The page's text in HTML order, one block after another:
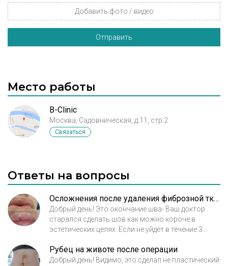
Добавить фото / видео
Отправить
Место работы
B-Clinic
Москва, Садовническая, д.11, стр.2
Связаться
Ответы на вопросы
Осложнения после удаления фиброзной ткани
Добрый день! Это окончание шва- Ваш доктор
старался сделать шов как можно короче в
эстетических целях. Если не уйдёт в течение 3
наложением 1 узлового шва. Обратитесь своему
доктору по этому вопросу- он легко это сделает.
Рубец на животе после операции
Добрый день! Видимо, это сделал не пластический